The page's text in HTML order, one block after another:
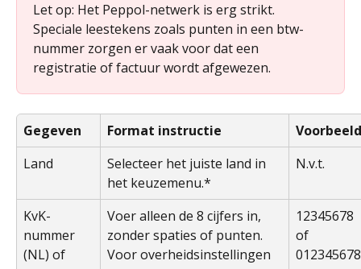
Let op: Het Peppol-netwerk is erg strikt.
Speciale leestekens zoals punten in een btw-
nummer zorgen er vaak voor dat een
registratie of factuur wordt afgewezen.
Gegeven Format instructie
Land
Selecteer het juiste land in
het keuzemenu.*
N.v.t.
KvK-
nummer
(NL) of
Voer alleen de 8 cijfers in,
zonder spaties of punten.
Voor overheidsinstellingen
12345678
of